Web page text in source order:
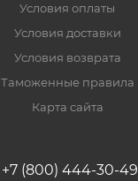
Условия оплаты
Условия доставки
Условия возврата
Таможенные правила
Карта сайта
+7 (800) 444-30-49